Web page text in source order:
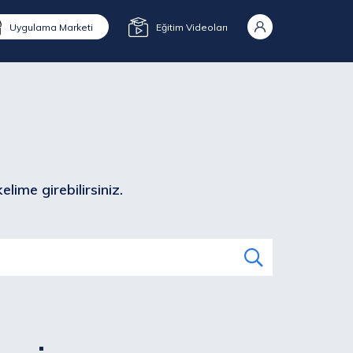
Eğitim Videoları
Uygulama Marketi
girebilirsiniz.